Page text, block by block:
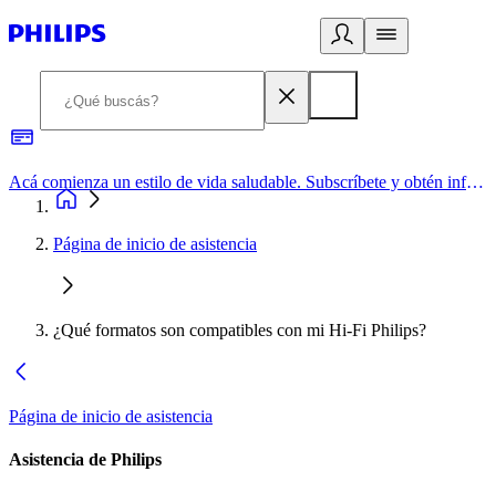
Acá comienza un estilo de vida saludable. Subscríbete y obtén información de primera mano
Página de inicio de asistencia
¿Qué formatos son compatibles con mi Hi-Fi Philips?
Página de inicio de asistencia
Asistencia de Philips